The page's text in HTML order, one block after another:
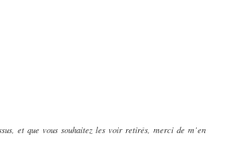
et que vous souhaitez les voir retirés, merci de m’en